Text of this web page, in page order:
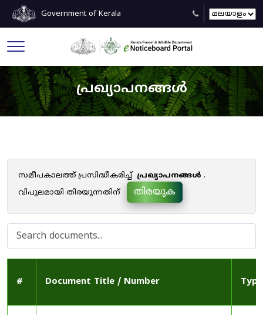
Government of Kerala
പ്രഖ്യാപനങ്ങൾ
സമീപകാലത്ത് പ്രസിദ്ധീകരിച്ച് പ്രഖ്യാപനങ്ങൾ .
വിപുലമായി തിരയുന്നതിന്
തിരയുക
# Document Title / Number Type